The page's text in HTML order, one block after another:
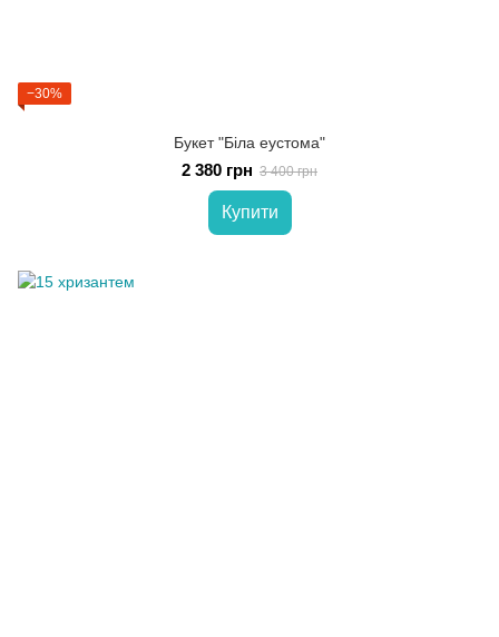
−30%
Букет "Біла еустома"
2 380 грн 3 400 грн
Купити